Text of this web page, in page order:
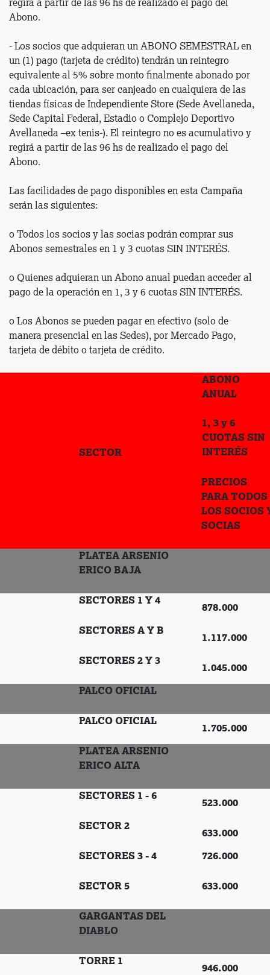
regirá a partir de las 96 hs de realizado el pago del
Abono.
- Los socios que adquieran un ABONO SEMESTRAL en
un (1) pago (tarjeta de crédito) tendrán un reintegro
equivalente al 5% sobre monto finalmente abonado por
cada ubicación, para ser canjeado en cualquiera de las
tiendas físicas de Independiente Store (Sede Avellaneda,
Sede Capital Federal, Estadio o Complejo Deportivo
Avellaneda –ex tenis-). El reintegro no es acumulativo y
regirá a partir de las 96 hs de realizado el pago del
Abono.
Las facilidades de pago disponibles en esta Campaña
serán las siguientes:
o Todos los socios y las socias podrán comprar sus
Abonos semestrales en 1 y 3 cuotas SIN INTERÉS.
o Quienes adquieran un Abono anual puedan acceder al
pago de la operación en 1, 3 y 6 cuotas SIN INTERÉS.
o Los Abonos se pueden pagar en efectivo (solo de
manera presencial en las Sedes), por Mercado Pago,
tarjeta de débito o tarjeta de crédito.
SECTOR
ABONO
ANUAL
1, 3 y 6
CUOTAS SIN
INTERÉS
PRECIOS
PARA TODOS
LOS SOCIOS
SOCIAS
PLATEA ARSENIO
ERICO BAJA
SECTORES 1 Y 4
878.000
SECTORES A Y B
1.117.000
SECTORES 2 Y 3
1.045.000
PALCO OFICIAL
PALCO OFICIAL
1.705.000
PLATEA ARSENIO
ERICO ALTA
SECTORES 1 - 6
523.000
SECTOR 2
633.000
SECTORES 3 - 4 726.000
SECTOR 5 633.000
GARGANTAS DEL
DIABLO
TORRE 1
946.000